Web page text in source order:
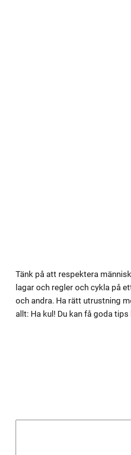
Tänk på att respektera
lagar och regler och cykla på
och andra. Ha rätt utrustning
allt: Ha kul! Du kan få goda tips